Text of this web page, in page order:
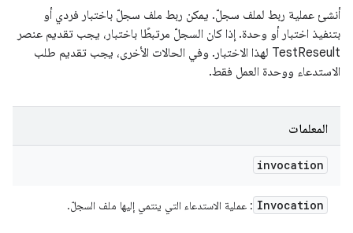
أنشئ عملية ربط لملف سجلّ. يمكن ربط ملف سجلّ باختبار فردي أو
بتنفيذ اختبار أو وحدة. إذا كان السجلّ مرتبطًا باختبار، يجب تقديم عنصر
TestReseult لهذا الاختبار. وفي الحالات الأخرى، يجب تقديم طلب
الاستدعاء ووحدة العمل فقط.
المعلمات
invocation
Invocation : عملية الاستدعاء التي ينتمي إليها ملف السجلّ.